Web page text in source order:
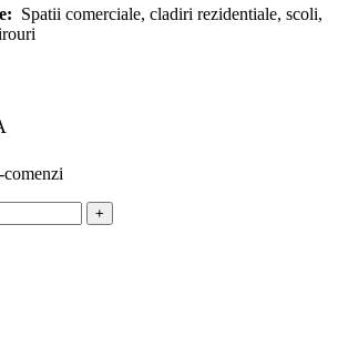
Spatii comerciale, cladiri rezidentiale, scoli,